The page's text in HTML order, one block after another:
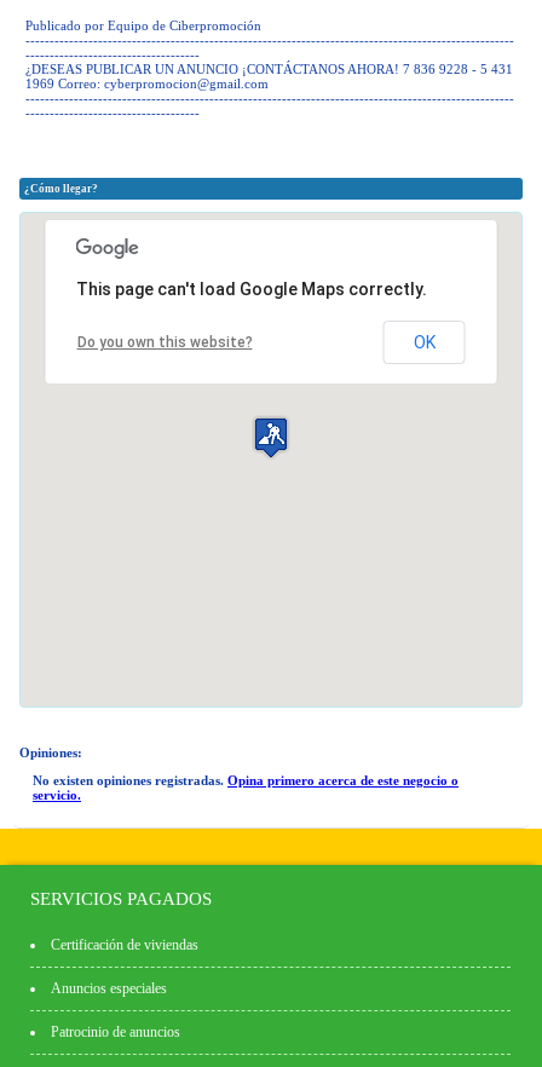
Publicado por Equipo de Ciberpromoción
-----------------------------------------------------------------------------------------------------
------------------------------------
¿DESEAS PUBLICAR UN ANUNCIO ¡CONTÁCTANOS AHORA! 7 836 9228 - 5 431
1969 Correo: cyberpromocion@gmail.com
-----------------------------------------------------------------------------------------------------
------------------------------------
¿Cómo llegar?
This page can't load Google Maps correctly.
Do you own this website? OK
Opiniones:
No existen opiniones registradas. Opina primero acerca de este negocio o
servicio.
SERVICIOS PAGADOS
Certificación de viviendas
Anuncios especiales
Patrocinio de anuncios